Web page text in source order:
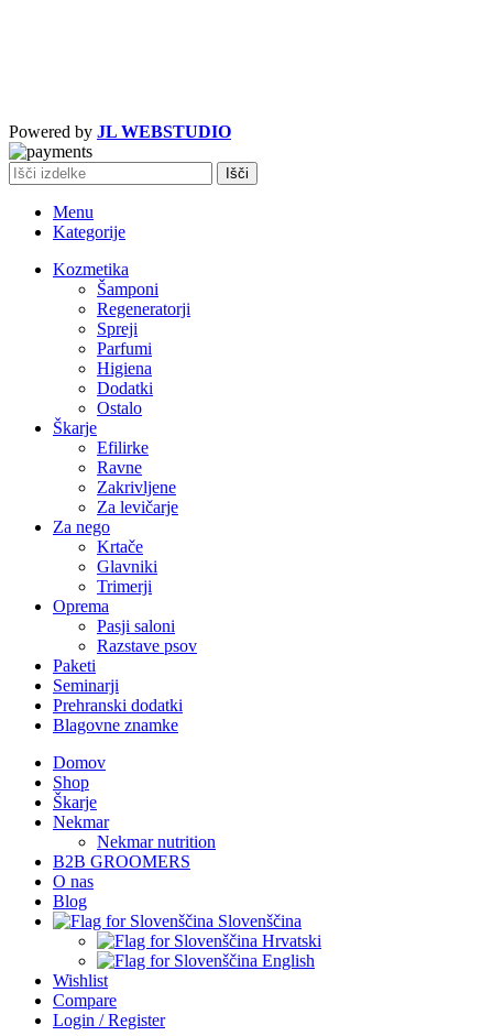
Powered by JL WEBSTUDIO
Išči
Menu
Kategorije
Kozmetika
Šamponi
Regeneratorji
Spreji
Parfumi
Higiena
Dodatki
Ostalo
Škarje
Efilirke
Ravne
Zakrivljene
Za levičarje
Za nego
Krtače
Glavniki
Trimerji
Oprema
Pasji saloni
Razstave psov
Paketi
Seminarji
Prehranski dodatki
Blagovne znamke
Domov
Shop
Škarje
Nekmar
Nekmar nutrition
B2B GROOMERS
O nas
Blog
Slovenščina
Hrvatski
English
Wishlist
Compare
Login / Register